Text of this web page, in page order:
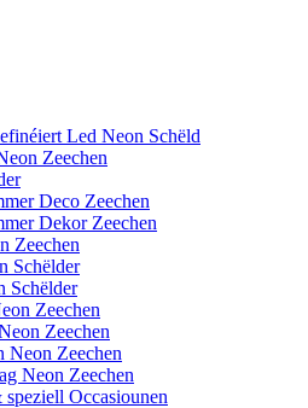
Led Neon Schëld
Zeechen
Deco Zeechen
Dekor Zeechen
Zeechen
Schëlder
Schëlder
Zeechen
Zeechen
Neon Zeechen
Neon Zeechen
speziell Occasiounen